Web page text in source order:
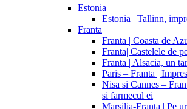
Estonia
Estonia | Tallinn,
Franta
Franta | Coasta de
Franta| Castelele de
Franta | Alsacia, un
Paris – Franta |
Nisa si Cannes –
si farmecul ei
Marsilia-Franta | Pe